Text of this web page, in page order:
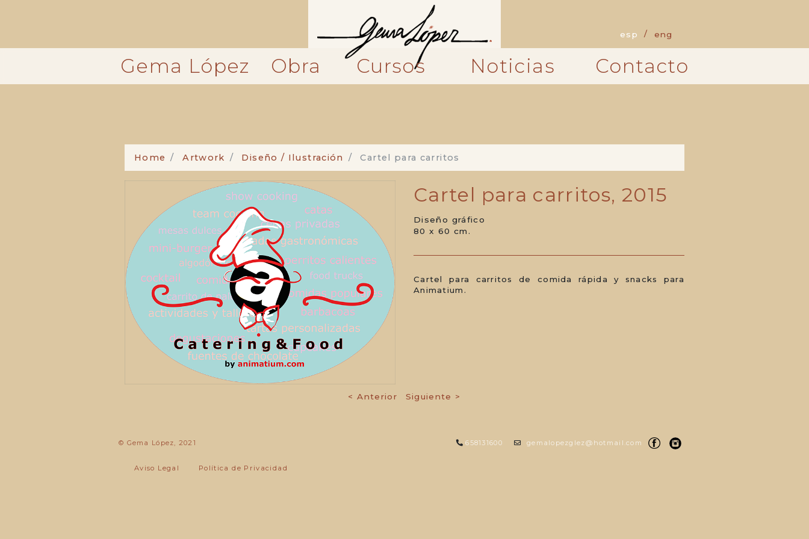
esp eng
Gema López Obra Cursos Noticias Contacto
Home Artwork Diseño / Ilustración Cartel para carritos
Cartel para carritos, 2015
Diseño gráfico
80 x 60 cm.
Cartel para carritos de comida rápida y snacks para
Animatium.
< Anterior Siguiente >
© Gema López, 2021 658131600 gemalopezglez@hotmail.com
Aviso Legal Política de Privacidad